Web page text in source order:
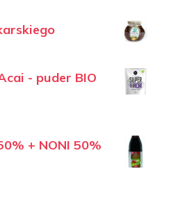
- puder BIO
+ NONI 50%